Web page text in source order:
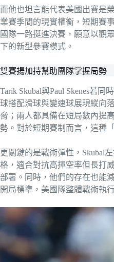
而他也坦言能代表美國出賽是
業賽季間的現實權衡，短期賽
國隊一路挺進決賽，願意以觀
下的新型參賽模式。
雙賽揚加持幫助團隊掌握局勢
Tarik Skubal與Paul Skenes若
球搭配滑球與變速球展現縱向
脅；兩人都具備在短局數內提
勢。對於短期賽制而言，這種
更關鍵的是戰術彈性，Skubal
格，適合對抗高揮空率但長打
部署。同時，他們的存在也能
開局標準，美國隊整體戰術執